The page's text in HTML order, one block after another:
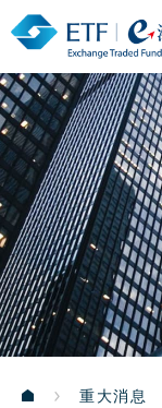
重大消息